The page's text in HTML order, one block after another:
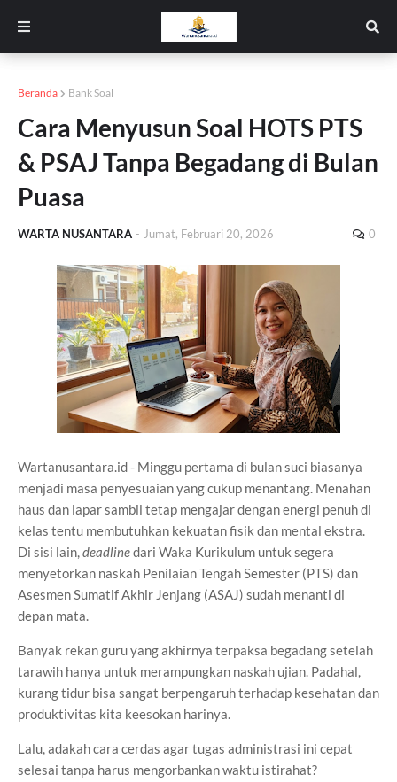
Beranda Bank Soal
Cara Menyusun Soal HOTS PTS
& PSAJ Tanpa Begadang di Bulan
Puasa
WARTA NUSANTARA - Jumat, Februari 20, 2026 0
Wartanusantara.id - Minggu pertama di bulan suci biasanya
menjadi masa penyesuaian yang cukup menantang. Menahan
haus dan lapar sambil tetap mengajar dengan energi penuh di
kelas tentu membutuhkan kekuatan fisik dan mental ekstra.
Di sisi lain,deadlinedari Waka Kurikulum untuk segera
menyetorkan naskah Penilaian Tengah Semester (PTS) dan
Asesmen Sumatif Akhir Jenjang (ASAJ) sudah menanti di
depan mata.
Banyak rekan guru yang akhirnya terpaksa begadang setelah
tarawih hanya untuk merampungkan naskah ujian. Padahal,
kurang tidur bisa sangat berpengaruh terhadap kesehatan dan
produktivitas kita keesokan harinya.
Lalu, adakah cara cerdas agar tugas administrasi ini cepat
selesai tanpa harus mengorbankan waktu istirahat?